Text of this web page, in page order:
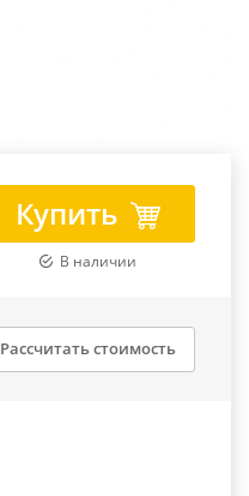
Купить
В наличии
Рассчитать стоимость